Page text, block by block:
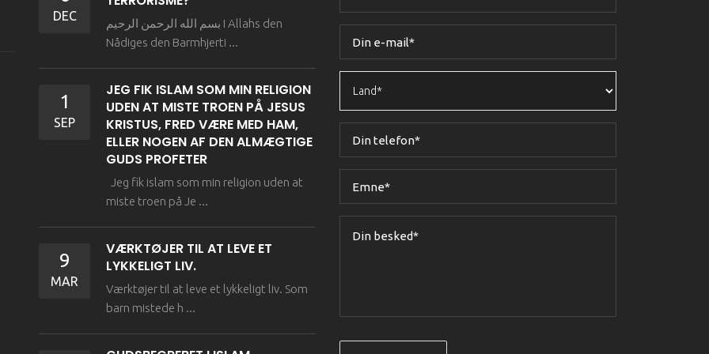
DEC
بسم الله الرحمن الرحيم I Allahs den
Nådiges den Barmhjerti ...
1
SEP
JEG FIK ISLAM SOM MIN RELIGION
UDEN AT MISTE TROEN PÅ JESUS
KRISTUS, FRED VÆRE MED HAM,
ELLER NOGEN AF DEN ALMÆGTIGE
GUDS PROFETER
Jeg fik islam som min religion uden at
miste troen på Je ...
9
MAR
VÆRKTØJER TIL AT LEVE ET
LYKKELIGT LIV.
Værktøjer til at leve et lykkeligt liv. Som
barn mistede h ...